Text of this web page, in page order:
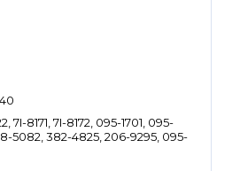
7I-8171, 7I-8172, 095-1701, 095-
5082, 382-4825, 206-9295, 095-